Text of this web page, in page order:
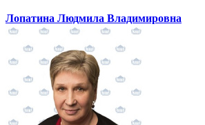
Лопатина Людмила Владимировна